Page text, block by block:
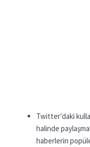
Twitter'daki
halinde
haberlerin